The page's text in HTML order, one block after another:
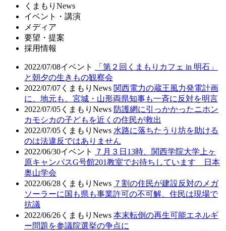
くまもりNews
イベント・講演
メディア
要望・提案
採用情報
2022/07/08イベント
「第２回くまもりカフェ in 明石」
と朝夕の生きもの観察会
2022/07/07 くまもりNews 関西電力の蔵王風力発電計画
に、地元も、宮城・山形両県知事も一斉に反対を明言
2022/07/05 くまもりNews 防護網に引っかかったニホン
カモシカの子どもを近くの住民が救出
2022/07/05 くまもりNews 水路に落ちたうり坊を助ける
のは法違反ではありません
2022/06/30イベント
７月３日13時、関西学院大学上ヶ
原キャンパスG号館201教室でお待ちしています 日本
奥山学会
2022/06/28 くまもりNews ７割の住民が建設反対のメガ
ソーラーに国も県も事業許可の不可解、住民は現場で
抗議
2022/06/26 くまもりNews 本末転倒の再生可能エネルギ
ー問題を参議院選挙の争点に